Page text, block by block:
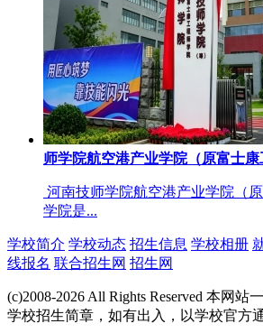
师学院航空港产业学院（原富士康
河南技师学院航空港产业学院（
学院是...
学校简介 学校动态 招生信息 学校相册
线报名 联合招生网 招生网
(c)2008-2026 All Rights Reserved 本网站
学校招生简章，如有出入，以学校官方